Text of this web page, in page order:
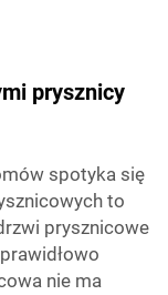
prysznicy
spotyka się
to
prysznicowe
nie ma